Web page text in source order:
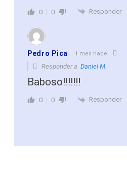
0 0 Responder
Pedro Pica 1 mes hace
Responder a Daniel M.
Baboso!!!!!!!
0 0 Responder